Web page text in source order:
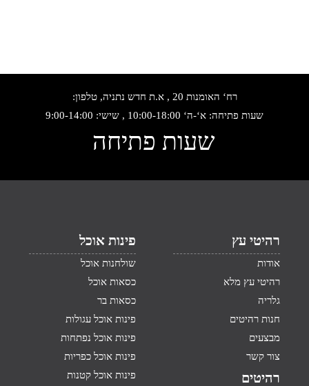
רח‘ האומנות 20 , א.ת חדש נתניה, טלפון:
שעות פתיחה: א‘-ה‘ 10:00-18:00 , שישי: 9:00-14:00
שעות פתיחה
רהיטי עץ
אודות
רהיטי עץ מלא
גלריה
חנות רהיטים
מבצעים
צור קשר
רהיטים
פינות אוכל
שולחנות אוכל
כסאות אוכל
כסאות בר
פינות אוכל עגולות
פינות אוכל נפתחות
פינות אוכל כפריות
פינות אוכל קטנות